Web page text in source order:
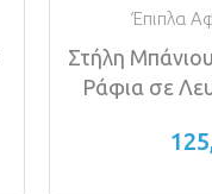
Έπιπλα
Στήλη
Ράφια σε